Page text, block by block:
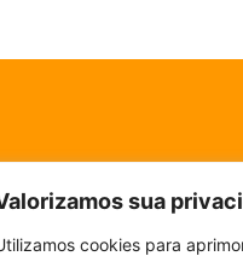
sua
cookies para